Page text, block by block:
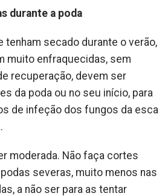
durante a poda
tenham secado durante o verão,
muito enfraquecidas, sem
recuperação, devem ser
da poda ou no seu início, para
de infeção dos fungos da esca
moderada. Não faça cortes
severas, muito menos nas
a não ser para as tentar